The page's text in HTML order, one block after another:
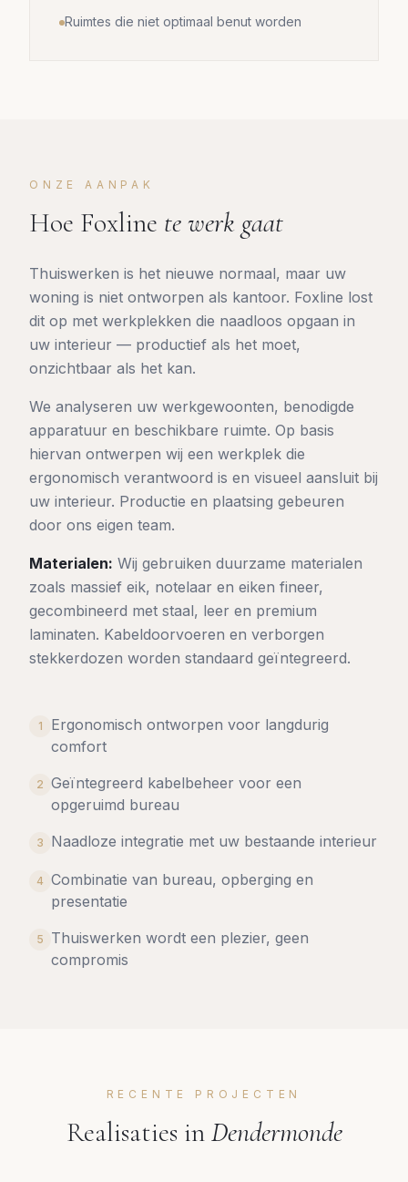
Ruimtes die niet optimaal benut worden
ONZE AANPAK
Hoe Foxline te werk gaat
Thuiswerken is het nieuwe normaal, maar uw
woning is niet ontworpen als kantoor. Foxline lost
dit op met werkplekken die naadloos opgaan in
uw interieur — productief als het moet,
onzichtbaar als het kan.
We analyseren uw werkgewoonten, benodigde
apparatuur en beschikbare ruimte. Op basis
hiervan ontwerpen wij een werkplek die
ergonomisch verantwoord is en visueel aansluit bij
uw interieur. Productie en plaatsing gebeuren
door ons eigen team.
Materialen: Wij gebruiken duurzame materialen
zoals massief eik, notelaar en eiken fineer,
gecombineerd met staal, leer en premium
laminaten. Kabeldoorvoeren en verborgen
stekkerdozen worden standaard geïntegreerd.
1
Ergonomisch ontworpen voor langdurig
comfort
2 Geïntegreerd kabelbeheer voor een
opgeruimd bureau
3 Naadloze integratie met uw bestaande interieur
4 Combinatie van bureau, opberging en
presentatie
5
Thuiswerken wordt een plezier, geen
compromis
RECENTE PROJECTEN
Realisaties inDendermonde